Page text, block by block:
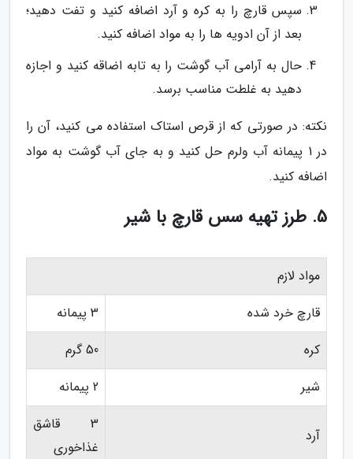
سپس قارچ را به کره و آرد اضافه کنید و تفت دهید؛
بعد از آن ادویه ها را به مواد اضافه کنید.
حال به آرامی آب گوشت را به تابه اضاقه کنید و اجازه
دهید به غلطت مناسب برسد.
نکته: در صورتی که از قرص استاک استفاده می کنید، آن را
در 1 پیمانه آب ولرم حل کنید و به جای آب گوشت به مواد
اضافه کنید.
5. طرز تهیه سس قارچ با شیر
مواد لازم
قارچ خرد شده
3 پیمانه
کره
50 گرم
شیر
2 پیمانه
آرد
3 قاشق
غذاخوری